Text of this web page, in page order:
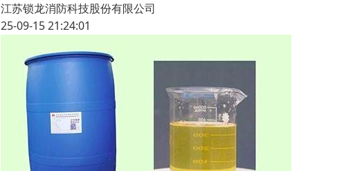
江苏锁龙消防科技股份有限公司
25-09-15 21:24:01